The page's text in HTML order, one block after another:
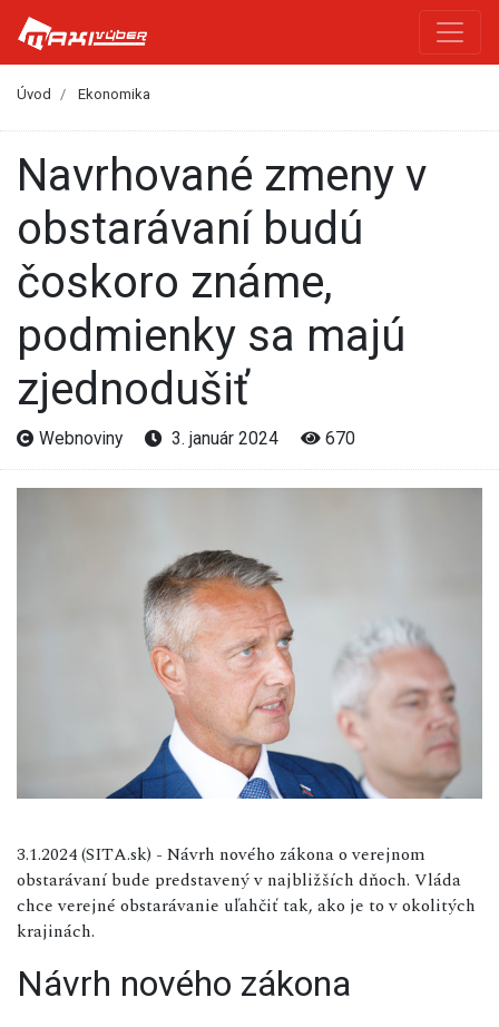
Úvod Ekonomika
Navrhované zmeny v
obstarávaní budú
čoskoro známe,
podmienky sa majú
zjednodušiť
Webnoviny 3. január 2024 670
3.1.2024 (SITA.sk) - Návrh nového zákona o verejnom
obstarávaní bude predstavený v najbližších dňoch. Vláda
chce verejné obstarávanie uľahčiť tak, ako je to v okolitých
krajinách.
Návrh nového zákona